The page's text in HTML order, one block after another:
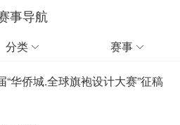
事导航
分类  赛事 
“华侨城.全球旗袍设计大赛”征稿